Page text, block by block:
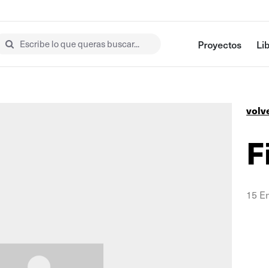
Escribe lo que queras buscar... Proyectos
15